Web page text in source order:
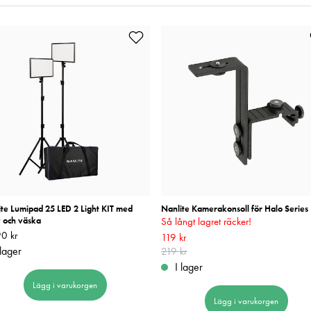
Lumipad 25 LED 2 Light KIT med
och väska
990 kr
kr
Lägg i varukorgen
Nanlite Kamerakonsoll för Halo Series
Så långt lagret räcker!
Nuvarande pris
119 kr
219 kr
I lager
Lägg i varukorgen